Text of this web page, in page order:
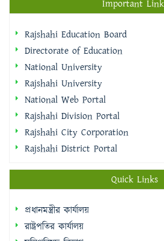
Directorate of Education
Rajshahi University
National Web Portal
Rajshahi Division Portal
Rajshahi City Corporation
Rajshahi District Portal
Quick Links
প্রধানমন্ত্রীর কার্যালয়
জনপ্রশাসন মন্ত্রণালয়
অর্থ মন্ত্রণালয়